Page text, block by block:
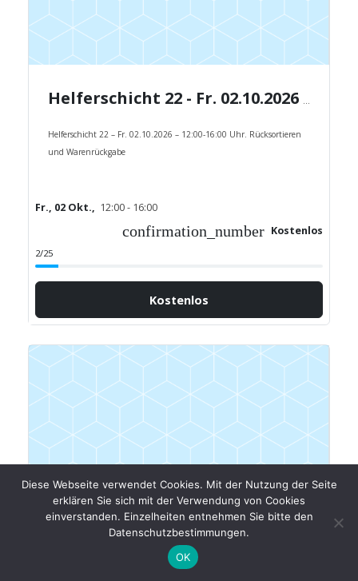
Helferschicht 22 – Fr. 02.10.2026 – 12:00-16:00 Uhr. Rücksortieren
und Warenrückgabe
Fr., 02 Okt., 12:00 - 16:00
confirmation_number Kostenlos
2/25
Kostenlos
Diese Webseite verwendet Cookies. Mit der Nutzung der Seite
erklären Sie sich mit der Verwendung von Cookies
einverstanden. Einzelheiten entnehmen Sie bitte den
Datenschutzbestimmungen.
OK